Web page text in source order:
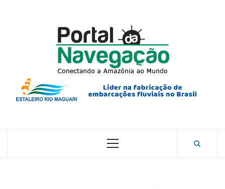
CONECTANDO A AMAZÔNIA COM O MUNDO.
Primary